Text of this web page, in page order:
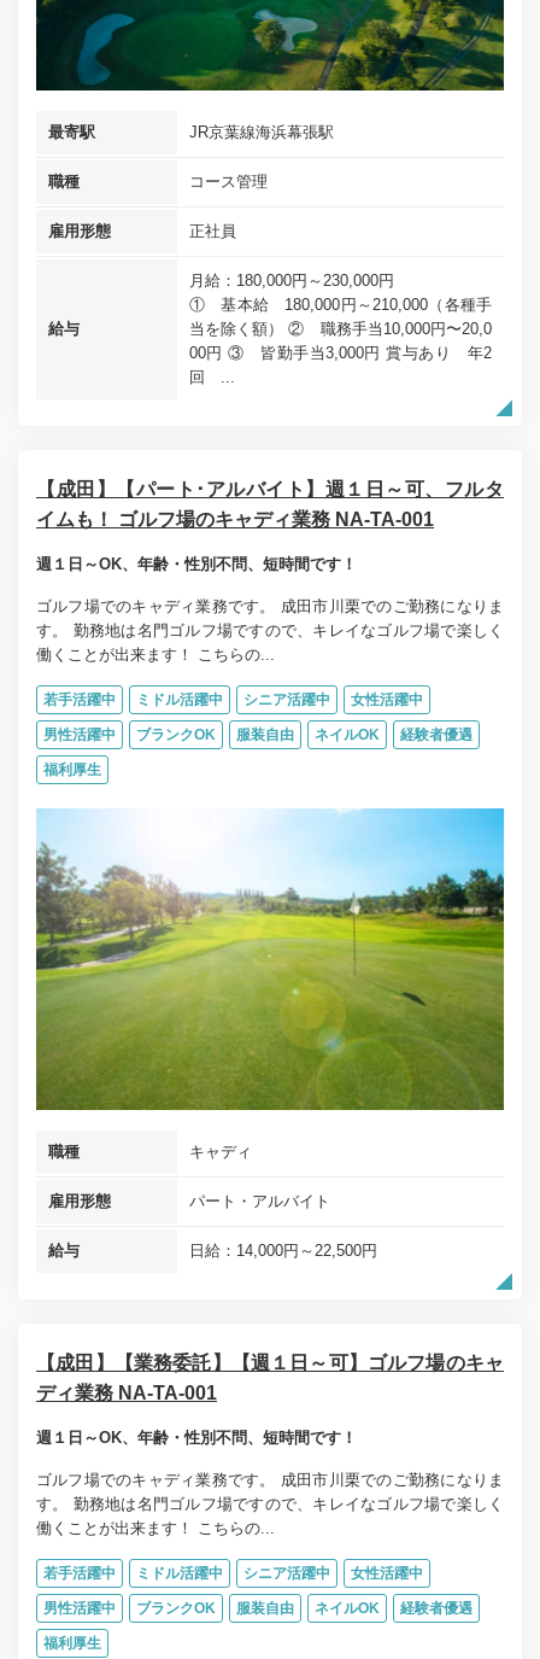
最寄駅 JR京葉線海浜幕張駅
職種 コース管理
雇用形態 正社員
給与
月給：180,000円～230,000円
① 基本給 180,000円～210,000（各種手
当を除く額） ② 職務手当10,000円〜20,0
00円 ③ 皆勤手当3,000円 賞与あり 年2
回 ...
【成田】【パート･アルバイト】週１日～可、フルタ
イムも！ ゴルフ場のキャディ業務 NA-TA-001
週１日～OK、年齢・性別不問、短時間です！
ゴルフ場でのキャディ業務です。 成田市川栗でのご勤務になりま
す。 勤務地は名門ゴルフ場ですので、キレイなゴルフ場で楽しく
働くことが出来ます！ こちらの...
若手活躍中 ミドル活躍中 シニア活躍中 女性活躍中
男性活躍中 ブランクOK 服装自由 ネイルOK 経験者優遇
福利厚生
職種 キャディ
雇用形態 パート・アルバイト
給与 日給：14,000円～22,500円
【成田】【業務委託】【週１日～可】ゴルフ場のキャ
ディ業務 NA-TA-001
週１日～OK、年齢・性別不問、短時間です！
ゴルフ場でのキャディ業務です。 成田市川栗でのご勤務になりま
す。 勤務地は名門ゴルフ場ですので、キレイなゴルフ場で楽しく
働くことが出来ます！ こちらの...
若手活躍中 ミドル活躍中 シニア活躍中 女性活躍中
男性活躍中 ブランクOK 服装自由 ネイルOK 経験者優遇
福利厚生